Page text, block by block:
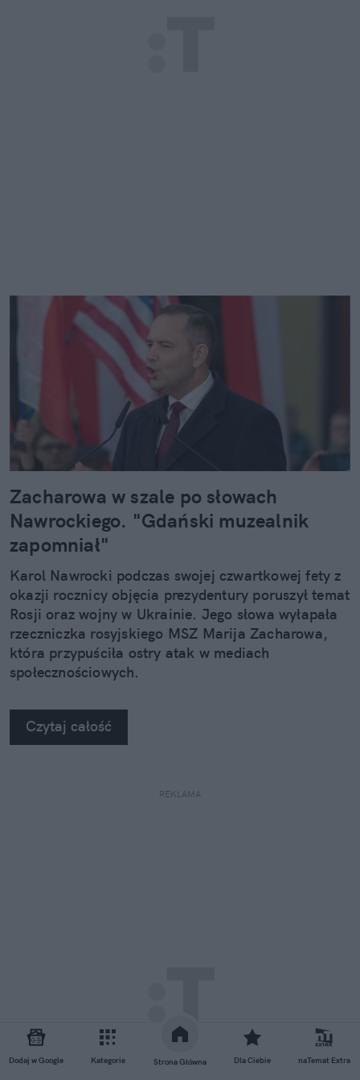
Dodaj w Google Kategorie Strona Główna Dla Ciebie naTemat Extra
Zacharowa w szale po słowach
Nawrockiego. "Gdański muzealnik
zapomniał"
Karol Nawrocki podczas swojej czwartkowej fety z
okazji rocznicy objęcia prezydentury poruszył temat
Rosji oraz wojny w Ukrainie. Jego słowa wyłapała
rzeczniczka rosyjskiego MSZ Marija Zacharowa,
która przypuściła ostry atak w mediach
społecznościowych.
Czytaj całość
REKLAMA